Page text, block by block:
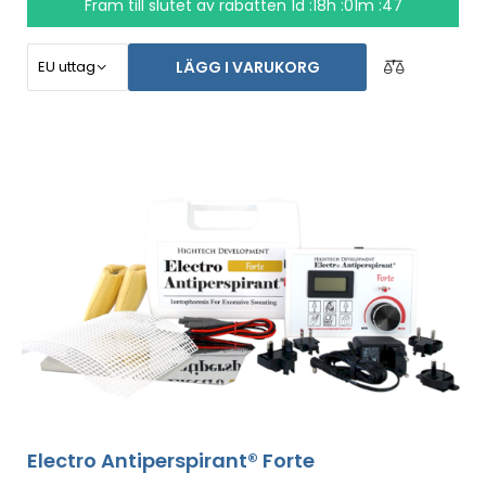
tid.Pengarna tillbaka garanti om du inte skulle vara
nöjd och gratis expressfrakt över hela världen!
Fram till slutet av rabatten 1d :18h :01m :46
LÄGG I VARUKORG
Electro Antiperspirant® Forte